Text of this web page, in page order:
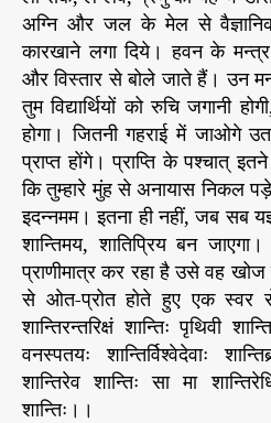
अग्नि और जल के मेल से
कारखाने लगा दिये। हवन के
और विस्तार से बोले जाते हैं। उन
तुम विद्यार्थियों को रुचि जगानी
होगा। जितनी गहराई में जाओगे
प्राप्त होंगे। प्राप्ति के पश्चात्
कि तुम्हारे मुंह से अनायास निकल
इदन्नमम। इतना ही नहीं, जब सब
शान्तिमय, शातिप्रिय बन
प्राणीमात्र कर रहा है उसे वह खोज
से ओत-प्रोत होते हुए एक स्वर
शान्तिरन्तरिक्षं शान्तिः पृथिवी
वनस्पतयः शान्तिर्विश्वेदेवाः
शान्तिरेव शान्तिः सा मा
शान्तिः।।